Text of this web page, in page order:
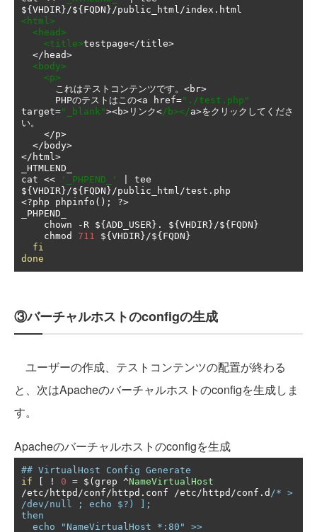
${ VHDIR }/${ FQDN }/public_html/index .
<html>
<head>
<title>testpage</title>
</ head>
<body>
<p>
これはテストコンテンツです。<br>
      PHP
のテストはこの<a href="./test.php"
target="_blank"><b>リンク</b></a>をクリックしてくださ
い。
</p>
</ body>
</ html>
_HTMLEND_
cat << '_PHPEND_'
tee
${ VHDIR }/${ FQDN }/public_html/test .
<?php phpinfo ();
?>
_PHPEND_
    chown
- R ${ ADD_USER }. ${ VHDIR }/${ FQDN }
    chmod
711 ${ VHDIR }/${ FQDN }
fi
done
③バーチャルホストのconfigの生成
ユーザーの作成、テストコンテンツの配置が終わる
と、次はApacheのバーチャルホストのconfigを生成しま
す。
Apacheのバーチャルホストのconfigを生成
## VirtualHost Config Generate
if
! 0 = $ ( grep ^NameVirtualHost
/etc/ httpd /conf/ httpd . conf /etc/ httpd /conf . d /* >
/dev/null ; echo $?) ];
then